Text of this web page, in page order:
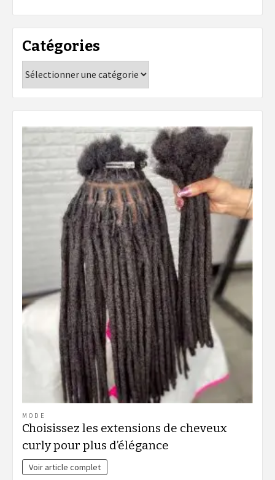
Catégories
MODE
Choisissez les extensions de cheveux
curly pour plus d’élégance
Voir article complet